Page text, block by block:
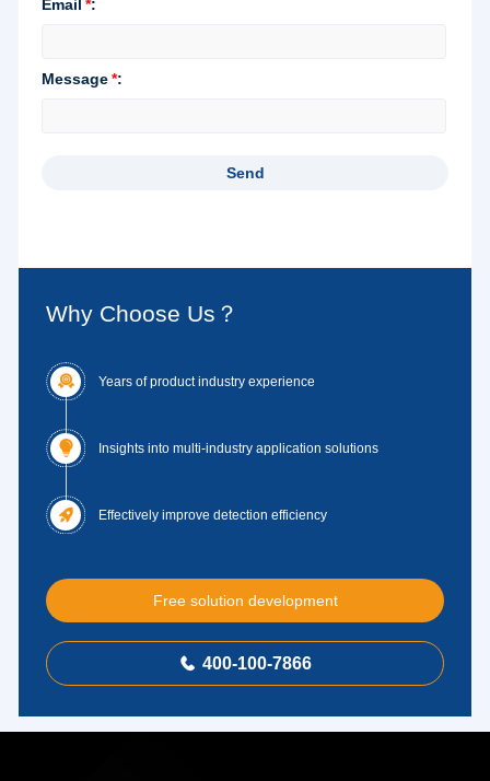
Why Choose Us？
 Years of product industry experience
 Insights into multi-industry application solutions
 Effectively improve detection efficiency
Free solution development
 400-100-7866